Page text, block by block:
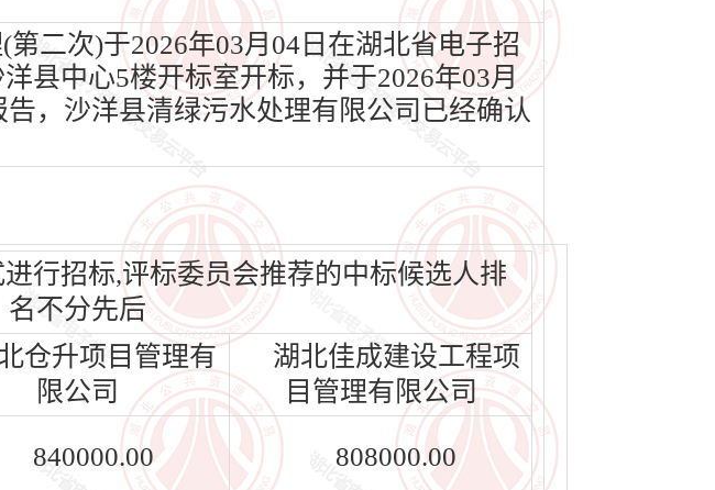
二次)于2026年03月04日在湖北省电子招
县中心5楼开标室开标，并于2026年03月
，沙洋县清绿污水处理有限公司已经确认
行招标,评标委员会推荐的中标候选人排
名不分先后
仓升项目管理有
限公司
湖北佳成建设工程项
目管理有限公司
840000.00 808000.00